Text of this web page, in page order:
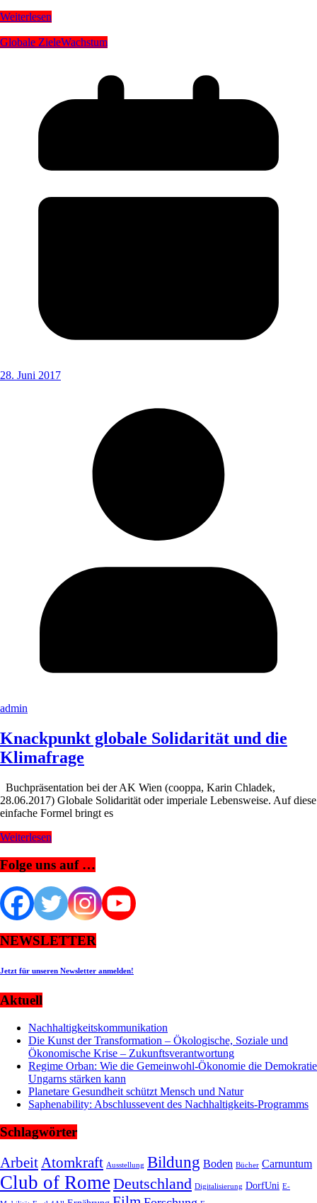
Weiterlesen
Globale ZieleWachstum
28. Juni 2017
admin
Knackpunkt globale Solidarität und die
Klimafrage
Buchpräsentation bei der AK Wien (cooppa, Karin Chladek,
28.06.2017) Globale Solidarität oder imperiale Lebensweise. Auf diese
einfache Formel bringt es
Weiterlesen
Folge uns auf …
NEWSLETTER
Jetzt für unseren Newsletter anmelden!
Aktuell
Nachhaltigkeitskommunikation
Die Kunst der Transformation – Ökologische, Soziale und
Ökonomische Krise – Zukunftsverantwortung
Regime Orban: Wie die Gemeinwohl-Ökonomie die Demokratie
Ungarns stärken kann
Planetare Gesundheit schützt Mensch und Natur
Saphenability: Abschlussevent des Nachhaltigkeits-Programms
Schlagwörter
Arbeit Atomkraft Ausstellung Bildung Boden Bücher Carnuntum
Club of Rome Deutschland Digitalisierung DorfUni E-